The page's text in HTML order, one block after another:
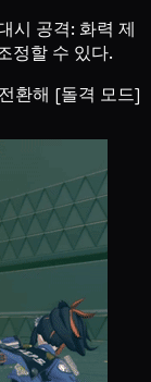
시 공격: 화력 제
정할 수 있다.
환해 [돌격 모드]